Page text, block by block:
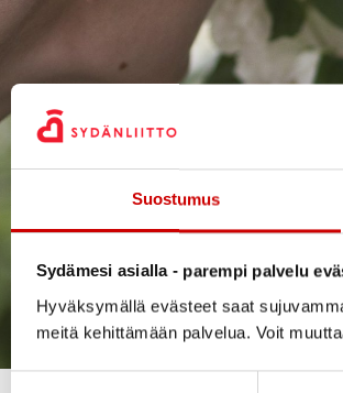
Suostumus
Sydämesi asialla - parempi palvelu
Hyväksymällä evästeet saat
meitä kehittämään palvelua. Voit